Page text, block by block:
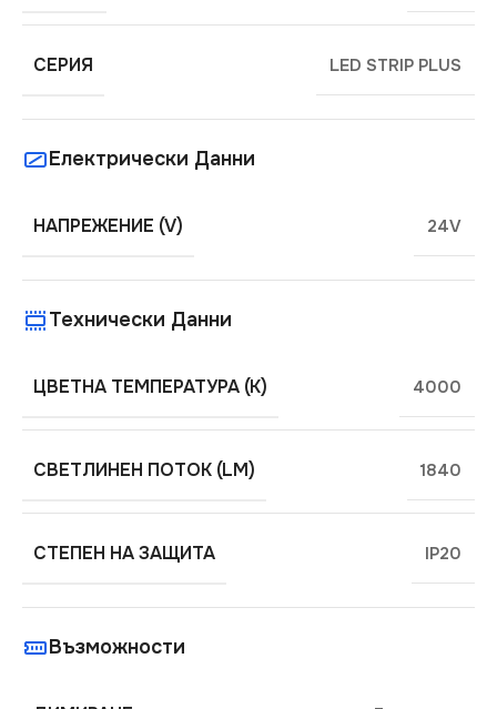
СЕРИЯ LED STRIP PLUS
Електрически Данни
НАПРЕЖЕНИЕ (V) 24V
Технически Данни
ЦВЕТНА ТЕМПЕРАТУРА (K) 4000
СВЕТЛИНЕН ПОТОК (LM) 1840
СТЕПЕН НА ЗАЩИТА IP20
Възможности